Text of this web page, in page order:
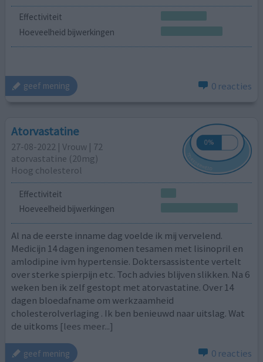
Effectiviteit
Hoeveelheid bijwerkingen
geef mening 0 reacties
Atorvastatine
27-08-2022 | Vrouw | 72
atorvastatine (20mg)
Hoog cholesterol
Effectiviteit
Hoeveelheid bijwerkingen
Al na de eerste inname dag voelde ik mij vervelend.
Medicijn 14 dagen ingenomen tesamen met lisinopril en
amlodipine ivm hypertensie. Doktersassistente vertelt
over sterke spierpijn etc. Toch advies blijven slikken. Na 6
weken ben ik zelf gestopt met atorvastatine. Over 14
dagen bloedafname om werkzaamheid
cholesterolverlaging . Ik ben benieuwd naar uitslag. Wat
de uitkoms [lees meer...]
geef mening 0 reacties